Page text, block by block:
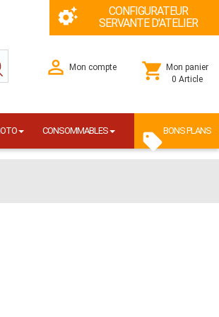
CONFIGURATEUR
SERVANTE D'ATELIER
Mon compte
Mon panier
0 Article
CONSOMMABLES BONS PLANS